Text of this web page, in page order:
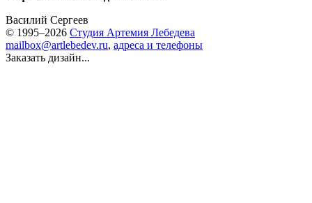
Василий Сергеев
© 1995–2026 Студия Артемия Лебедева
mailbox@artlebedev.ru, адреса и телефоны
Заказать дизайн...